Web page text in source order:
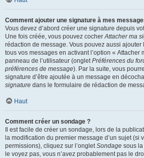
Comment ajouter une signature à mes
Vous devez d’abord créer une signature depuis
Une fois créée, vous pouvez cocherAttacher ma
rédaction de message. Vous pouvez aussi
tous vos messages en activant l’option « Attacher
panneau de l’utilisateur (ongletPréférences du
préférences de message). Par la suite, vous
signature d’être ajoutée à un message en
signature dans le formulaire de rédaction de
Haut
Comment créer un sondage ?
Il est facile de créer un sondage, lors de la
la modification du premier message d’un sujet (si
permissions), cliquez sur l’ongletSondage sous
le voyez pas, vous n’avez probablement pas le